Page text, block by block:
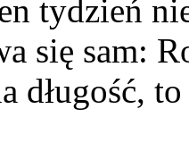
tydzień
się sam:
długość,